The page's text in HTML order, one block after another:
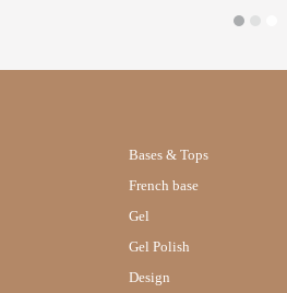
Bases & Tops
French base
Gel
Gel Polish
Design